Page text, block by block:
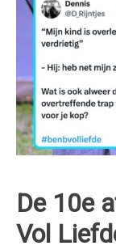
De 10e
Vol